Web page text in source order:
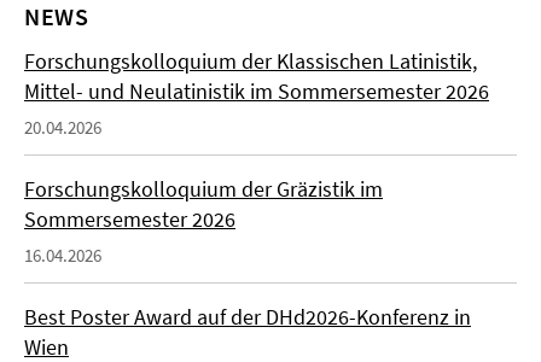
NEWS
Forschungskolloquium der Klassischen Latinistik,
Mittel- und Neulatinistik im Sommersemester 2026
20.04.2026
Forschungskolloquium der Gräzistik im
Sommersemester 2026
16.04.2026
Best Poster Award auf der DHd2026-Konferenz in
Wien